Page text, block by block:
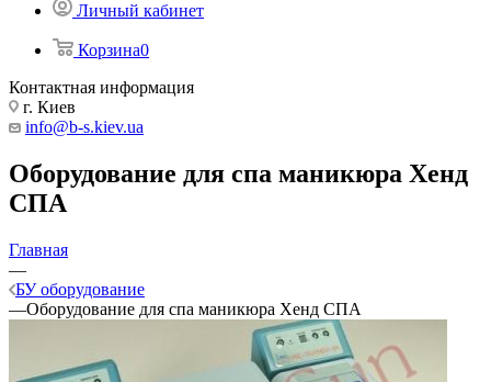
Личный кабинет
Корзина0
Контактная информация
г. Киев
info@b-s.kiev.ua
Оборудование для спа маникюра Хенд
СПА
Главная
—
БУ оборудование
—Оборудование для спа маникюра Хенд СПА